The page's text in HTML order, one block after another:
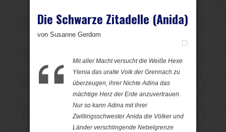
Die Schwarze Zitadelle (Anida)
von Susanne Gerdom
Mit aller Macht versucht die Weiße Hexe
Ylenia das uralte Volk der Grennach zu
überzeugen, ihrer Nichte Adina das
mächtige Herz der Erde anzuvertrauen.
Nur so kann Adina mit ihrer
Zwillingsschwester Anida die Völker und
Länder verschlingende Nebelgrenze